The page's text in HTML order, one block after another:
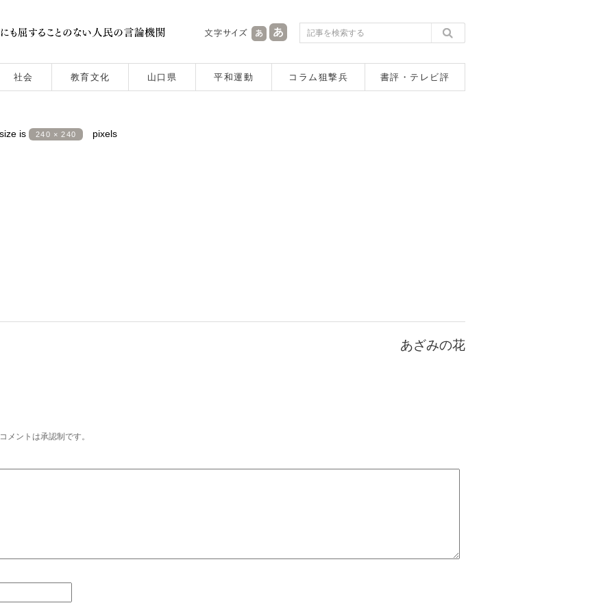
社会 教育文化 山口県 平和運動 コラム狙撃兵 書評・テレビ評
is 240 × 240 pixels
あざみの花
メントは承認制です。